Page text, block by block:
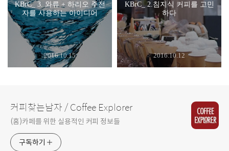
KBrC_ 3. 와류 + 하리오 주전
자를 사용하는 아이디어
2016.10.15
KBrC_ 2.침지식 커피를 고민
하다
2016.10.12
커피찾는남자 / Coffee Explorer
(홈)카페를 위한 실용적인 커피 정보들
구독하기